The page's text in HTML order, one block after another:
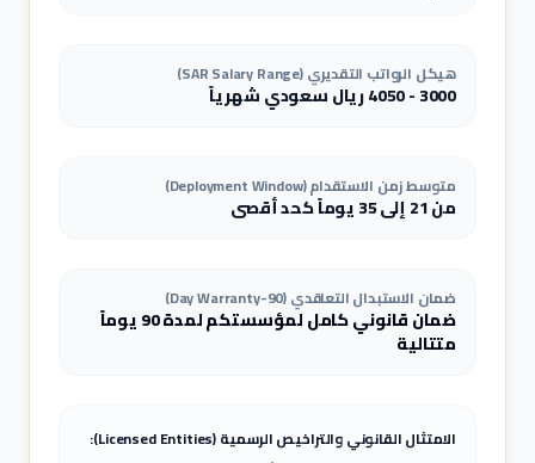
هيكل الرواتب التقديري (SAR Salary Range)
3000
-
4050ريال سعودي شهرياً
متوسط زمن الاستقدام (Deployment Window)
من 21 إلى 35 يوماً كحد أقصى
ضمان الاستبدال التعاقدي (90-Day Warranty)
ضمان قانوني كامل لمؤسستكم لمدة 90 يوماً
متتالية
الامتثال القانوني والتراخيص الرسمية (Licensed Entities):